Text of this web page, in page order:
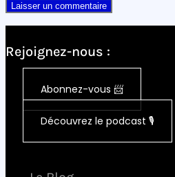
Rejoignez-nous :
Abonnez-vous 📨
Découvrez le podcast 🎙️